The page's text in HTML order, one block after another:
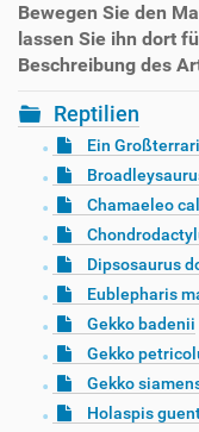
Bewegen Sie den
lassen Sie ihn dort
Beschreibung des
Reptilien
Ein
Chamaeleo
Dipsosaurus
Eublepharis
Gekko badenii
Gekko
Gekko
Holaspis